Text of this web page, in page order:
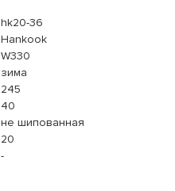
hk20-36
Hankook
W330
зима
245
40
не шипованная
20
-